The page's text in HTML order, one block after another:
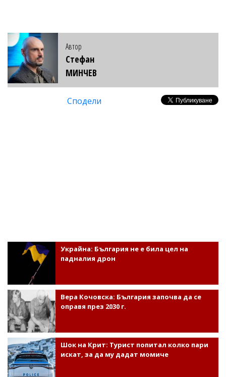
Автор
Стефан
МИНЧЕВ
Сподели
Украйна: България не е била цел на
падналия дрон
Вера Кочовска: България започва да се
оправя през 2030 г.
Шок на Крит: Турист попитал колко пари
искат, за да му дадат момиче